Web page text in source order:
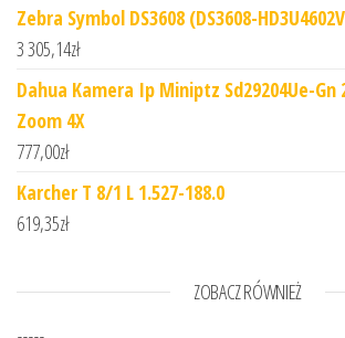
Zebra Symbol DS3608 (DS3608-
3 305,14zł
Dahua Kamera Ip Miniptz Sd29204Ue-Gn
Zoom 4X
777,00zł
Karcher T 8/1 L 1.527-188.0
619,35zł
ZOBACZ RÓWNIEŻ